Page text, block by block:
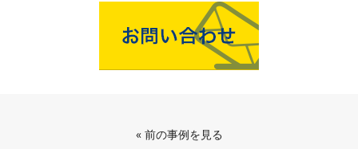
« 前の事例を見る